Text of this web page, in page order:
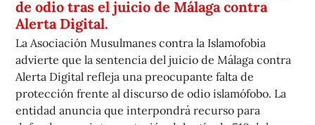
de odio tras el juicio de Málaga contra
Alerta Digital.
La Asociación Musulmanes contra la Islamofobia
advierte que la sentencia del juicio de Málaga contra
Alerta Digital refleja una preocupante falta de
protección frente al discurso de odio islamófobo. La
entidad anuncia que interpondrá recurso para